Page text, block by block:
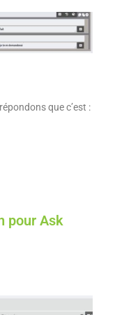
que c’est :
pour Ask